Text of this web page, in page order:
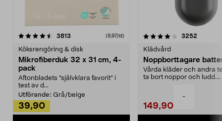
-
3813 (9,97/st)
Köksrengöring & disk
Mikrofiberduk 32 x 31 cm, 4-
pack
Aftonbladets "självklara favorit” i
test av d...
Utförande: Grå/beige
39,90
4.0av 5 stjärnor 3252
Klädvård
Noppborttagare
Vårda kläder och andra
ta bort noppor och ludd.
149,90
4.5av 5 stjärnor